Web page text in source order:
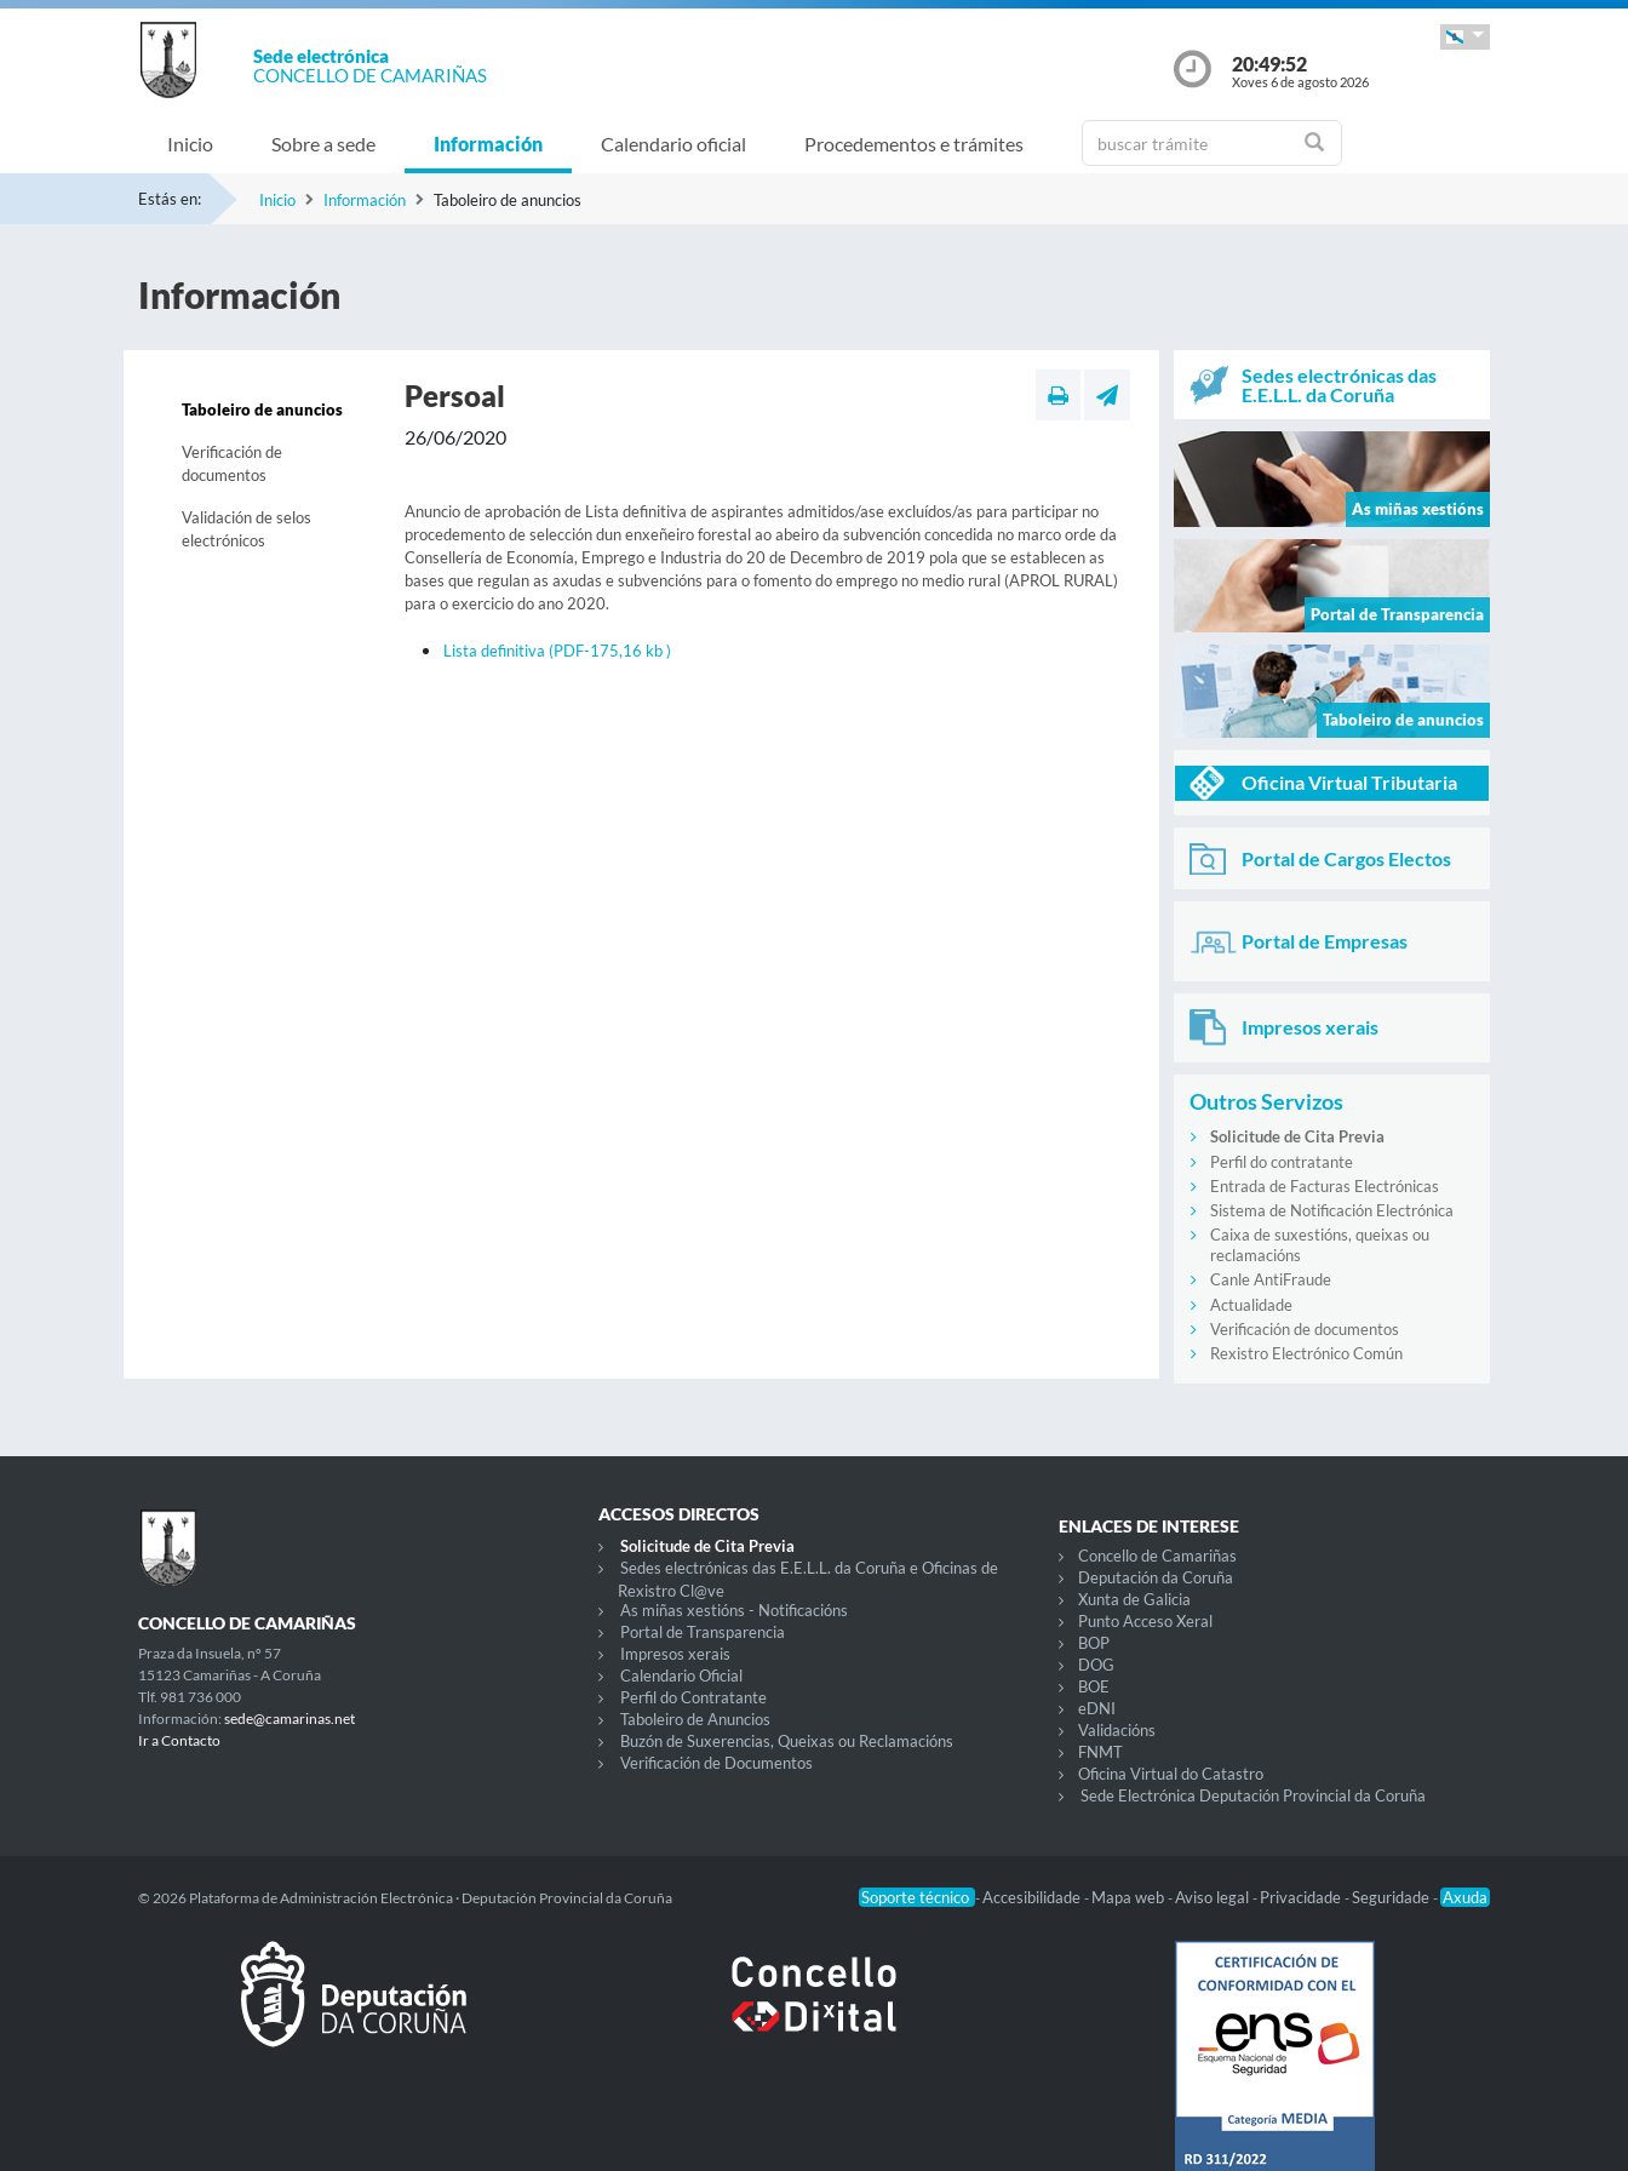
Sede electrónica
CONCELLO DE CAMARIÑAS
20:49:52
Xoves 6 de agosto 2026
Inicio Sobre a sede Información Calendario oficial Procedementos e trámites
Estás en: Inicio Información Taboleiro de anuncios
Información
Taboleiro de anuncios
Verificación de
documentos
Validación de selos
electrónicos
Persoal
26/06/2020
Anuncio de aprobación de Lista definitiva de aspirantes admitidos/ase excluídos/as para participar no
procedemento de selección dun enxeñeiro forestal ao abeiro da subvención concedida no marco orde da
Consellería de Economía, Emprego e Industria do 20 de Decembro de 2019 pola que se establecen as
bases que regulan as axudas e subvencións para o fomento do emprego no medio rural (APROL RURAL)
para o exercicio do ano 2020.
Lista definitiva (PDF-175,16 kb )
Sedes electrónicas das
E.E.L.L. da Coruña
As miñas xestións
Portal de Transparencia
Taboleiro de anuncios
Oficina Virtual Tributaria
Portal de Cargos Electos
Portal de Empresas
Impresos xerais
Outros Servizos
Solicitude de Cita Previa
Perfil do contratante
Entrada de Facturas Electrónicas
Sistema de Notificación Electrónica
Caixa de suxestións, queixas ou
reclamacións
Canle AntiFraude
Actualidade
Verificación de documentos
Rexistro Electrónico Común
CONCELLO DE CAMARIÑAS
Praza da Insuela, nº 57
15123 Camariñas - A Coruña
Tlf. 981 736 000
Información: sede@camarinas.net
Ir a Contacto
ACCESOS DIRECTOS
Solicitude de Cita Previa
Sedes electrónicas das E.E.L.L. da Coruña e Oficinas de
Rexistro Cl@ve
As miñas xestións - Notificacións
Portal de Transparencia
Impresos xerais
Calendario Oficial
Perfil do Contratante
Taboleiro de Anuncios
Buzón de Suxerencias, Queixas ou Reclamacións
Verificación de Documentos
ENLACES DE INTERESE
Concello de Camariñas
Deputación da Coruña
Xunta de Galicia
Punto Acceso Xeral
BOP
DOG
BOE
eDNI
Validacións
FNMT
Oficina Virtual do Catastro
Sede Electrónica Deputación Provincial da Coruña
Soporte técnico -Accesibilidade - Mapa web -Aviso legal - Privacidade -Seguridade - Axuda
© 2026 Plataforma de Administración Electrónica · Deputación Provincial da Coruña